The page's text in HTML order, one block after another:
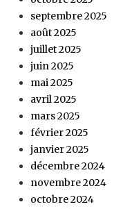
septembre 2025
août 2025
juillet 2025
juin 2025
mai 2025
avril 2025
mars 2025
février 2025
janvier 2025
décembre 2024
novembre 2024
octobre 2024